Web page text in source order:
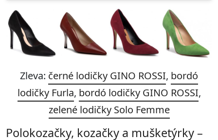
Zleva: černé lodičky GINO ROSSI, bordó
lodičky Furla, bordó lodičky GINO ROSSI,
zelené lodičky Solo Femme
Polokozačky, kozačky a mušketýrky –